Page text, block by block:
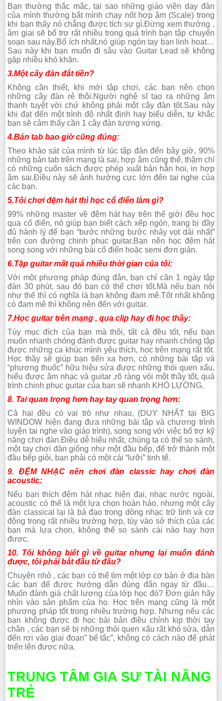
Bạn thường thắc mắc, tại sao những giáo viên dạy đàn
của mình thường bắt mình chạy nốt hợp âm (Scale) trong
khi bạn thấy nó chẳng được tích sự gì.Đừng xem thường ,
âm giai sẽ bổ trợ rất nhiều trong quá trình bạn tập chuyển
soạn sau này.Bổ ích nhất,nó giúp ngón tay bạn linh hoạt…
Sau này khi bạn muốn đi sâu vào Guitar Lead sẽ không
gặp nhiều khó khăn.
3.Một cây đàn đắt tiền?
Không cần thiết, khi mới tập chơi, các bạn nên chọn
những cây đàn rẻ thôi.Người nghệ sĩ tạo ra những âm
thanh tuyệt vời chứ không phải một cây đàn tốt.Sau này
khi đạt đến một trình độ nhất định hay biểu diễn, tự khắc
bạn sẽ cảm thấy cần 1 cây đàn tương xứng.
4.Bản tab bao giờ cũng đúng:
Theo khảo sát của mình từ lúc tập đàn đến bây giờ, 90%
những bản tab trên mạng là sai, hợp âm cũng thế, thậm chí
có những cuốn sách được phép xuất bản hẳn hoi, in hợp
âm sai.Điều này sẽ ảnh hưởng cực lớn đến tai nghe của
các bạn.
5.Tôi chơi đệm hát thì học cổ điển làm gì?
99% những master về đệm hát hay trên thế giới đều học
qua cổ điển, nó giúp bạn biết cách xếp ngón, trang bị đầy
đủ hành lý để bạn “bước những bước nhảy vọt dài nhất”
trên con đường chinh phục guitar.Bạn nên học đệm hát
song song với những bài cổ điển hoặc semi đơn giản.
6.Tập guitar mất quá nhiều thời gian của tôi:
Với một phương pháp đúng đắn, bạn chỉ cần 1 ngày tập
đàn 30 phút, sau đó bạn có thể chơi tốt.Mà nếu bạn nói
như thế thì có nghĩa là bạn không đam mê.Tốt nhất không
có đam mê thì không nên đến với guitar.
7.Học guitar trên mạng , qua clip hay đi học thầy:
Tùy mục đích của bạn mà thôi, tất cả đều tốt, nếu bạn
muốn nhanh chóng đánh được guitar hay nhanh chóng tập
được những ca khúc mình yêu thích, học trên mạng rất tốt.
Học thầy sẽ giúp bạn tiến xa hơn, có những bài tập và
“phương thuốc” hữu hiệu sửa được những thói quen xấu,
hiểu được âm nhạc và guitar ,rõ ràng vói một thầy tốt, quá
trình chinh phục guitar của bạn sẽ nhanh KHÓ LƯỜNG.
8. Tai quan trọng hơn hay tay quan trọng hơn:
Cả hai đều có vai trò như nhau, (DUY NHẤT tại BIG
WINDOW hiện đang đưa những bài tập và chương trình
luyện tai nghe vào giáo trình), song song với việc bổ trợ kỹ
năng chơi đàn.Điều dễ hiểu nhất, chúng ta có thể so sánh,
một tay chơi đàn giống như một đầu bếp, để trở thành một
đầu bếp giỏi, bạn phải có một cái “lưỡi” tinh tế.
9. ĐỆM NHẠC nên chơi đàn classic hay chơi đàn
acoustic:
Nếu bạn thích đệm hát nhạc hiện đại, nhạc nước ngoài,
acoustic có thể là một lựa chọn hoàn hảo, nhưng một cây
đàn classical lại là bá đạo trong dòng nhạc trữ tình và cơ
động trong rất nhiều trường hợp, tùy vào sở thích của các
bạn mà lựa chọn, không thể so sánh cái nào hay hơn
được.
10. Tôi không biết gì về guitar nhưng lại muốn đánh
được, tôi phải bắt đầu từ đâu?
Chuyện nhỏ , các bạn có thể tìm một lớp cơ bản ở địa bàn
các bạn để được hướng dẫn đúng đắn ngay từ đầu…
Muốn đánh giá chất lượng của lớp học đó? Đơn giản hãy
nhìn vào sản phẩm của họ. Học trên mạng cũng là một
phương pháp tốt trong nhiều trường hợp. Nhưng nếu các
bạn không được đi học bài bản điều chỉnh kịp thời tay
chân , các bạn sẽ bị những thói quen xấu rất khó sửa, dẫn
đến rơi vào giai đoạn” bế tắc”, không có cách nào để phát
triển lên được nữa.
TRUNG TÂM GIA SƯ TÀI NĂNG
TRẺ